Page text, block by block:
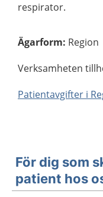
respirator.
Ägarform: Region
Verksamheten
Patientavgifter i
För dig som
patient hos